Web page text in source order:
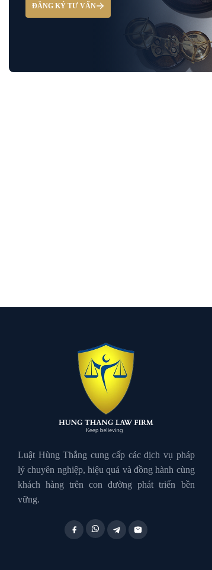
Luật Giao Thông
Xin tại ngoại
ĐĂNG KÝ TƯ VẤN
Luật Hùng Thắng cung cấp các dịch vụ pháp
lý chuyên nghiệp, hiệu quả và đồng hành cùng
khách hàng trên con đường phát triển bền
vững.